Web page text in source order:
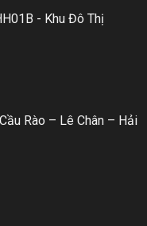
- Khu Đô Thị
Rào – Lê Chân – Hải